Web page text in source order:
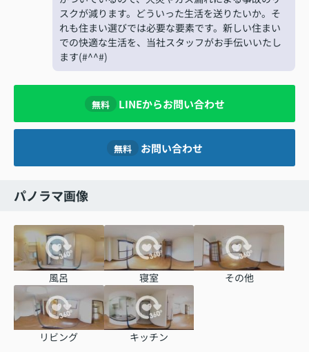
スクが減ります。どういった生活を送りたいか。そ
れも住まい選びでは必要な要素です。新しい住まい
での快適な生活を、当社スタッフがお手伝いいたし
ます(#^^#)
無料 LINEからお問い合わせ
無料 お問い合わせ
パノラマ画像
風呂 寝室 その他
リビング キッチン